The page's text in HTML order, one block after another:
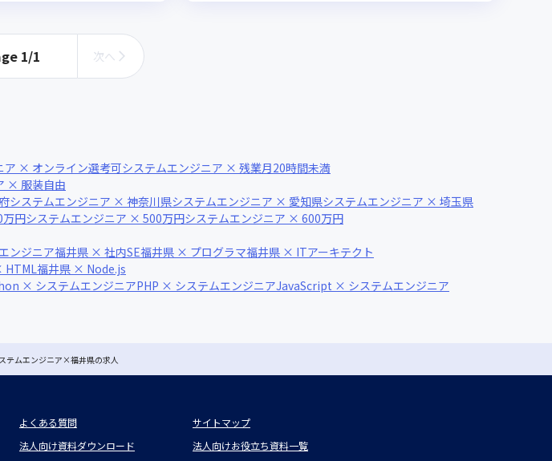
1/1 次へ
ア × オンライン選考可システムエンジニア × 残業月20時間未満
× 服装自由
システムエンジニア × 神奈川県システムエンジニア × 愛知県システムエンジニア × 埼玉県
円システムエンジニア × 500万円システムエンジニア × 600万円
ンジニア福井県 × 社内SE福井県 × プログラマ福井県 × ITアーキテクト
HTML福井県 × Node.js
× システムエンジニアPHP × システムエンジニアJavaScript × システムエンジニア
テムエンジニア×福井県の求人
よくある質問
サイトマップ
法人向け資料ダウンロード
法人向けお役立ち資料一覧